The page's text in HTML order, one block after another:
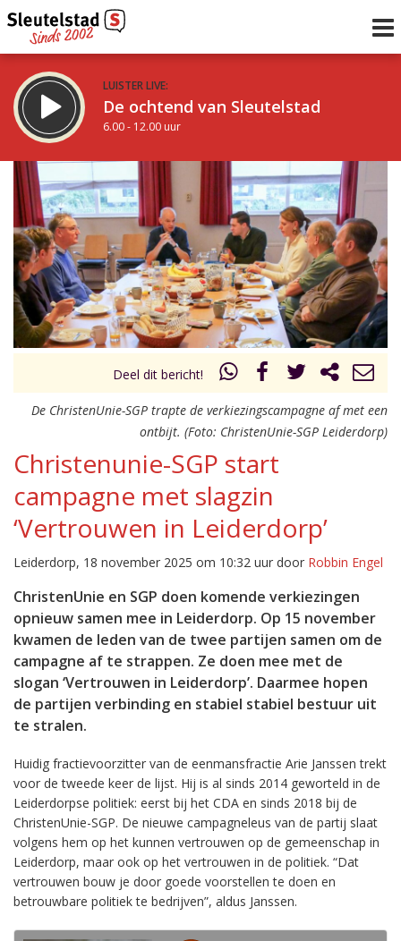
LUISTER LIVE:
De ochtend van Sleutelstad
6.00 - 12.00 uur
STRAKS:
De middag van Sleutelstad
12.00 - 19.00 uur
Vorig uur
uur 1 van 0 Volgend uur
Inklappen
Deel dit bericht!
De ChristenUnie-SGP trapte de verkiezingscampagne af met een
ontbijt. (Foto: ChristenUnie-SGP Leiderdorp)
Christenunie-SGP start
campagne met slagzin
‘Vertrouwen in Leiderdorp’
Leiderdorp, 18 november 2025 om 10:32 uur door Robbin Engel
ChristenUnie en SGP doen komende verkiezingen
opnieuw samen mee in Leiderdorp. Op 15 november
kwamen de leden van de twee partijen samen om de
campagne af te strappen. Ze doen mee met de
slogan ‘Vertrouwen in Leiderdorp’. Daarmee hopen
de partijen verbinding en stabiel stabiel bestuur uit
te stralen.
Huidig fractievoorzitter van de eenmansfractie Arie Janssen trekt
voor de tweede keer de lijst. Hij is al sinds 2014 geworteld in de
Leiderdorpse politiek: eerst bij het CDA en sinds 2018 bij de
ChristenUnie-SGP. De nieuwe campagneleus van de partij slaat
volgens hem op het kunnen vertrouwen op de gemeenschap in
Leiderdorp, maar ook op het vertrouwen in de politiek. “Dat
vertrouwen bouw je door goede voorstellen te doen en
betrouwbare politiek te bedrijven”, aldus Janssen.